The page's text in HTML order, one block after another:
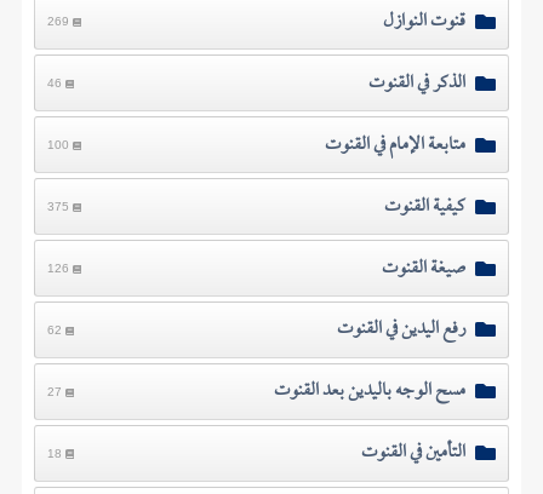
قنوت النوازل 269
الذكر في القنوت 46
متابعة الإمام في القنوت 100
كيفية القنوت 375
صيغة القنوت 126
رفع اليدين في القنوت 62
مسح الوجه باليدين بعد القنوت 27
التأمين في القنوت 18